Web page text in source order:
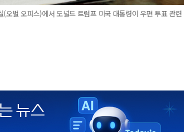
벌 오피스)에서 도널드 트럼프 미국 대통령이 우편 투표 관련